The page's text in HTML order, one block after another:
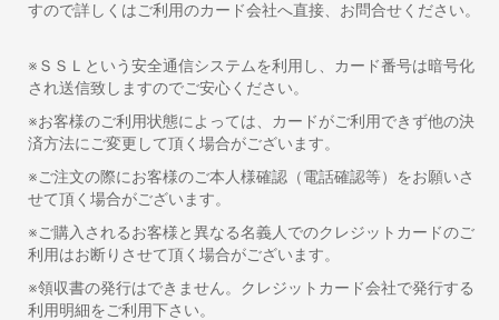
すので詳しくはご利用のカード会社へ直接、お問合せください。
※ＳＳＬという安全通信システムを利用し、カード番号は暗号化
され送信致しますのでご安心ください。
※お客様のご利用状態によっては、カードがご利用できず他の決
済方法にご変更して頂く場合がございます。
※ご注文の際にお客様のご本人様確認（電話確認等）をお願いさ
せて頂く場合がございます。
※ご購入されるお客様と異なる名義人でのクレジットカードのご
利用はお断りさせて頂く場合がございます。
※領収書の発行はできません。クレジットカード会社で発行する
利用明細をご利用下さい。